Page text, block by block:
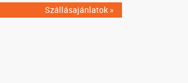
Szállásajánlatok »